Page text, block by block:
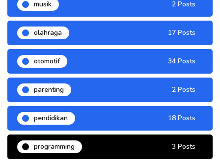
musik 2 Posts
olahraga 17 Posts
otomotif 34 Posts
parenting 2 Posts
pendidikan 18 Posts
programming 3 Posts